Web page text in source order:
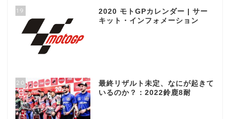
19
2020 モトGPカレンダー | サー
キット・インフォメーション
20
最終リザルト未定、なにが起きて
いるのか？：2022鈴鹿8耐